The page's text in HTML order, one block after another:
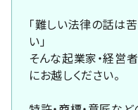
「難しい法律の話は
い」
そんな起業家・経営
にお越しください。